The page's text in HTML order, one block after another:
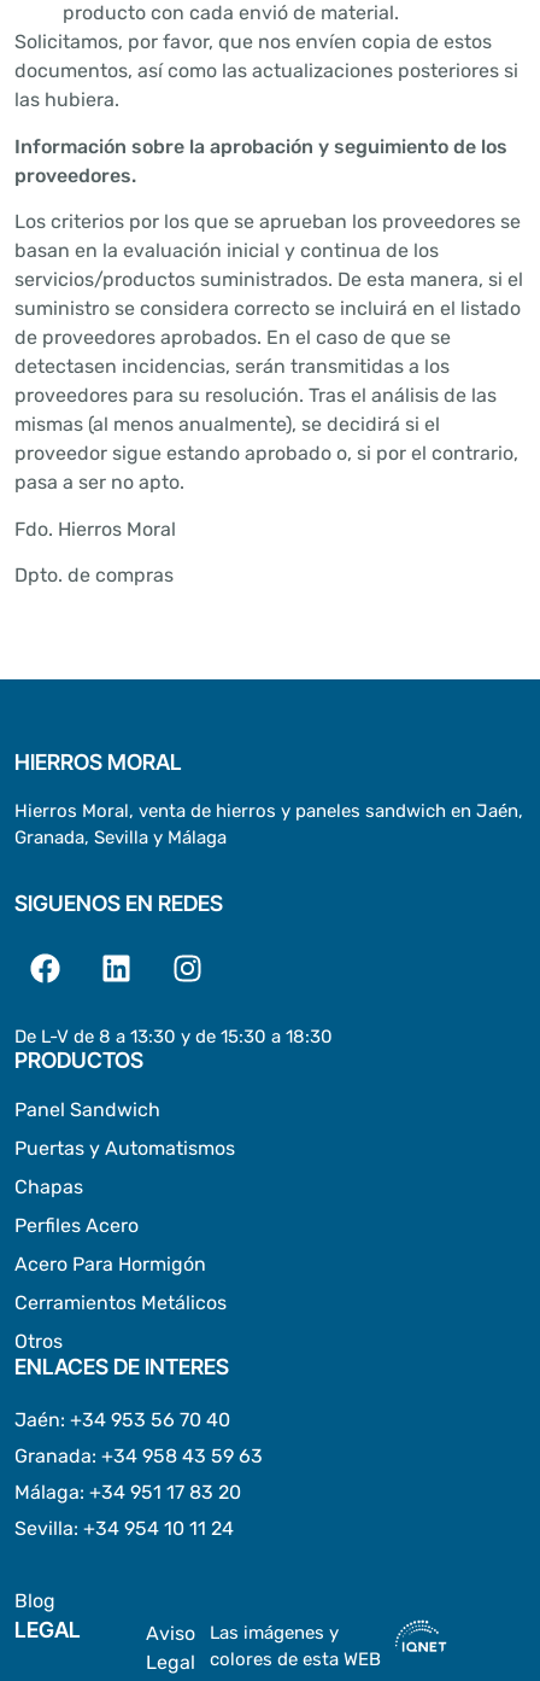
producto con cada envió de material.
Solicitamos, por favor, que nos envíen copia de estos
documentos, así como las actualizaciones posteriores si
las hubiera.
Información sobre la aprobación y seguimiento de los
proveedores.
Los criterios por los que se aprueban los proveedores se
basan en la evaluación inicial y continua de los
servicios/productos suministrados. De esta manera, si el
suministro se considera correcto se incluirá en el listado
de proveedores aprobados. En el caso de que se
detectasen incidencias, serán transmitidas a los
proveedores para su resolución. Tras el análisis de las
mismas (al menos anualmente), se decidirá si el
proveedor sigue estando aprobado o, si por el contrario,
pasa a ser no apto.
Fdo. Hierros Moral
Dpto. de compras
HIERROS MORAL
Hierros Moral, venta de hierros y paneles sandwich en Jaén,
Granada, Sevilla y Málaga
SIGUENOS EN REDES
De L-V de 8 a 13:30 y de 15:30 a 18:30
PRODUCTOS
Panel Sandwich
Puertas y Automatismos
Chapas
Perfiles Acero
Acero Para Hormigón
Cerramientos Metálicos
Otros
ENLACES DE INTERES
Jaén: +34 953 56 70 40
Granada: +34 958 43 59 63
Málaga: +34 951 17 83 20
Sevilla: +34 954 10 11 24
Blog
LEGAL
Aviso
Legal
Las imágenes y
colores de esta WEB